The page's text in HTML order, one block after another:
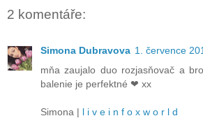
2 komentáře:
Simona Dubravova 1. července
mňa zaujalo duo rozjasňovač a
balenie je perfektné ❤ xx
Simona | l i v e i n f o x w o r l d